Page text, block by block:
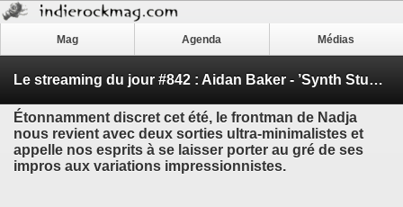
Mag Agenda Médias
Le streaming du jour #842 : Aidan Baker - ’Synth Studies’ & ’Cameo EP’ (w/ Maik Erdas)
Étonnamment discret cet été, le frontman de Nadja
nous revient avec deux sorties ultra-minimalistes et
appelle nos esprits à se laisser porter au gré de ses
impros aux variations impressionnistes.